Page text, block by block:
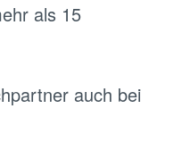
als 15
auch bei